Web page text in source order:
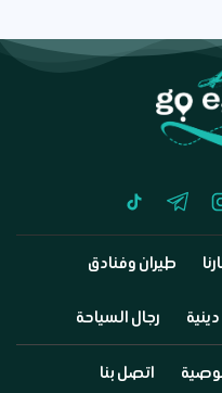
instagram
telegram
tiktok
طيران وفنادق
رجال السياحة
اتصل بنا